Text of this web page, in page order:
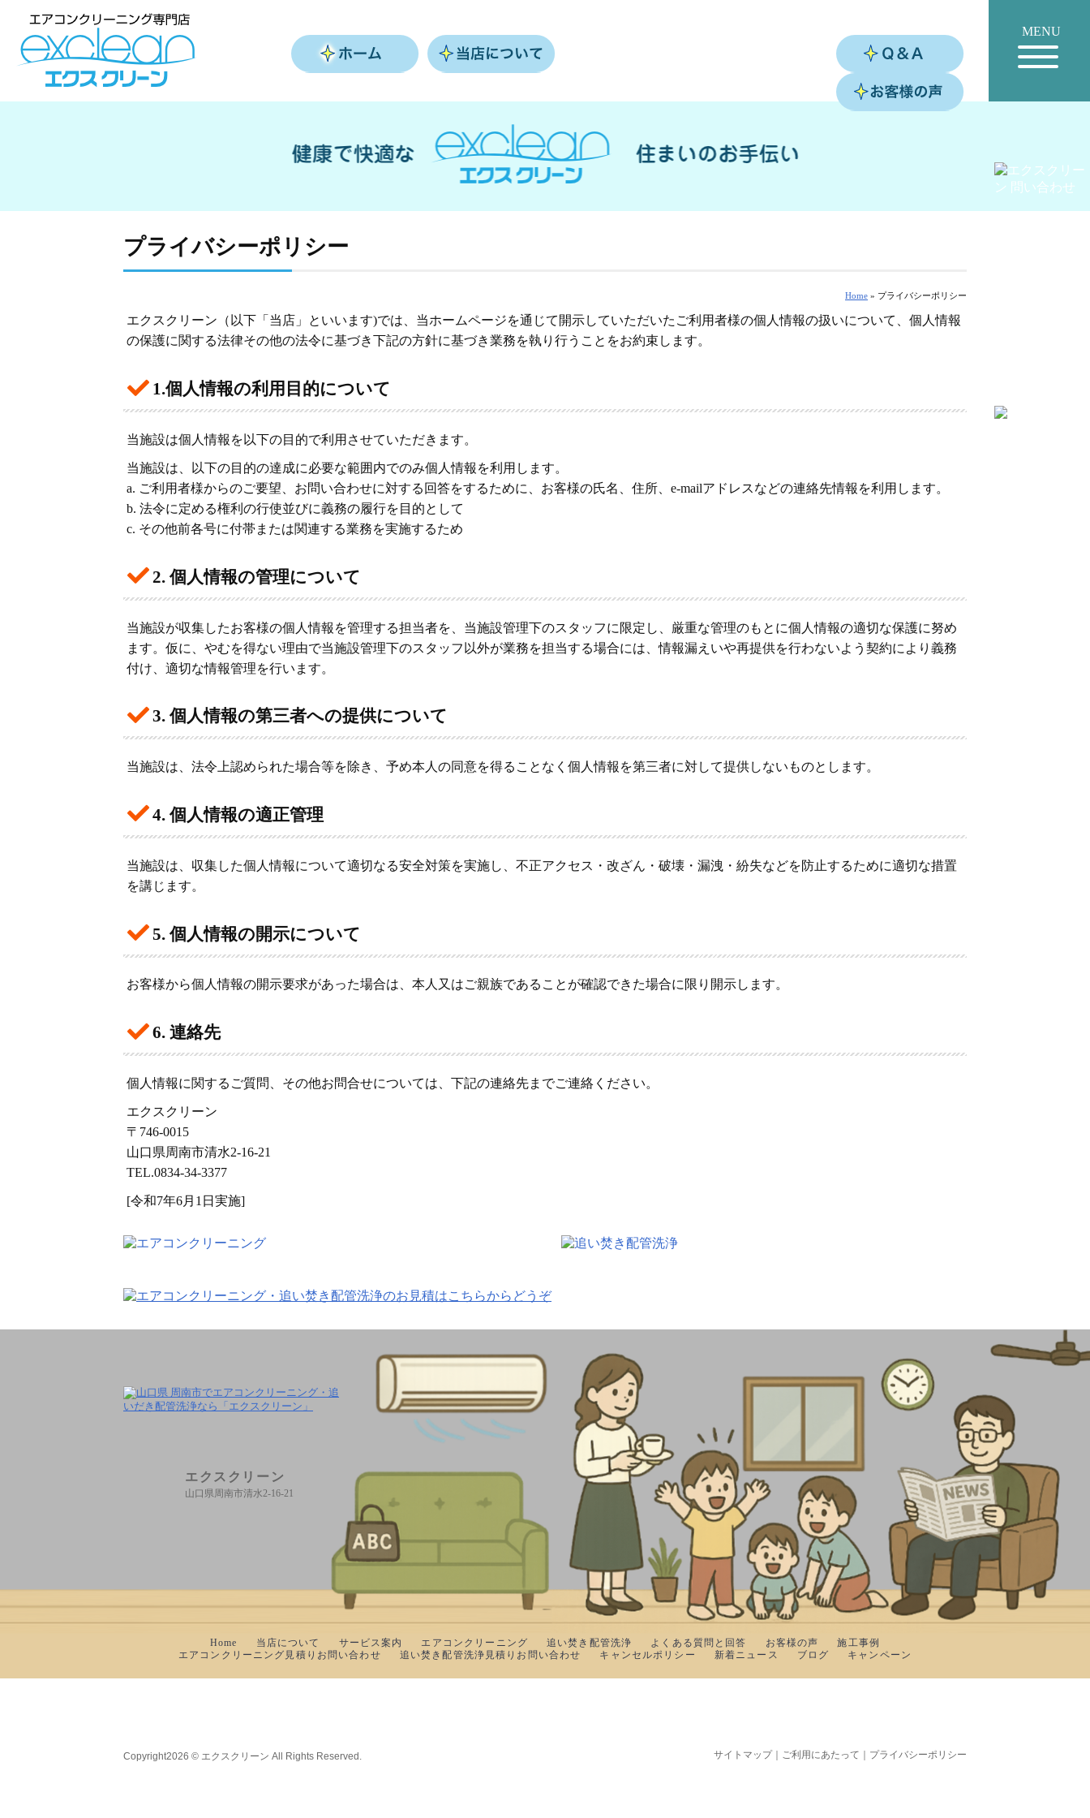
MENU
プライバシーポリシー
Home » プライバシーポリシー
エクスクリーン（以下「当店」といいます)では、当ホームページを通じて開示していただいたご利用者様の個人情報の扱いについて、個人情報
の保護に関する法律その他の法令に基づき下記の方針に基づき業務を執り行うことをお約束します。
1.個人情報の利用目的について
当施設は個人情報を以下の目的で利用させていただきます。
当施設は、以下の目的の達成に必要な範囲内でのみ個人情報を利用します。
a. ご利用者様からのご要望、お問い合わせに対する回答をするために、お客様の氏名、住所、e-mailアドレスなどの連絡先情報を利用します。
b. 法令に定める権利の行使並びに義務の履行を目的として
c. その他前各号に付帯または関連する業務を実施するため
2. 個人情報の管理について
当施設が収集したお客様の個人情報を管理する担当者を、当施設管理下のスタッフに限定し、厳重な管理のもとに個人情報の適切な保護に努め
ます。仮に、やむを得ない理由で当施設管理下のスタッフ以外が業務を担当する場合には、情報漏えいや再提供を行わないよう契約により義務
付け、適切な情報管理を行います。
3. 個人情報の第三者への提供について
当施設は、法令上認められた場合等を除き、予め本人の同意を得ることなく個人情報を第三者に対して提供しないものとします。
4. 個人情報の適正管理
当施設は、収集した個人情報について適切なる安全対策を実施し、不正アクセス・改ざん・破壊・漏洩・紛失などを防止するために適切な措置
を講じます。
5. 個人情報の開示について
お客様から個人情報の開示要求があった場合は、本人又はご親族であることが確認できた場合に限り開示します。
6. 連絡先
個人情報に関するご質問、その他お問合せについては、下記の連絡先までご連絡ください。
エクスクリーン
〒746-0015
山口県周南市清水2-16-21
TEL.0834-34-3377
[令和7年6月1日実施]
エクスクリーン
山口県周南市清水2-16-21
Home 当店について サービス案内 エアコンクリーニング 追い焚き配管洗浄 よくある質問と回答 お客様の声
施工事例
エアコンクリーニング見積りお問い合わせ
追い焚き配管洗浄見積りお問い合わせ キャンセルポリシー 新着ニュース ブログ キャンペーン
Copyright2026 © エクスクリーン All Rights Reserved. サイトマップ｜ ご利用にあたって プライバシーポリシー